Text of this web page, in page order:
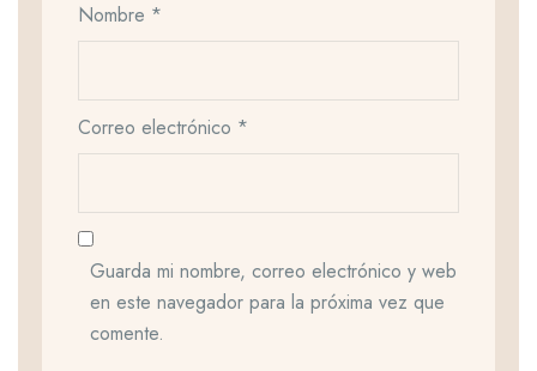
Nombre *
Correo electrónico *
Guarda mi nombre, correo electrónico y web
en este navegador para la próxima vez que
comente.